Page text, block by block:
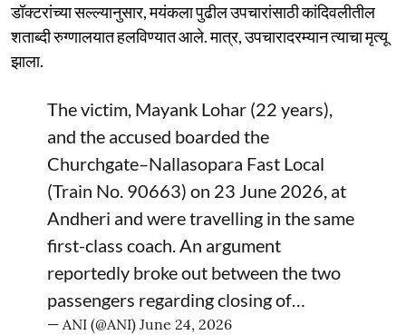
डॉक्टरांच्या सल्ल्यानुसार, मयंकला पुढील उपचारांसाठी कांदिवलीतील
शताब्दी रुग्णालयात हलविण्यात आले. मात्र, उपचारादरम्यान त्याचा मृत्यू
झाला.
The victim, Mayank Lohar (22 years),
and the accused boarded the
Churchgate–Nallasopara Fast Local
(Train No. 90663) on 23 June 2026, at
Andheri and were travelling in the same
first-class coach. An argument
reportedly broke out between the two
passengers regarding closing of…
— ANI (@ANI) June 24, 2026